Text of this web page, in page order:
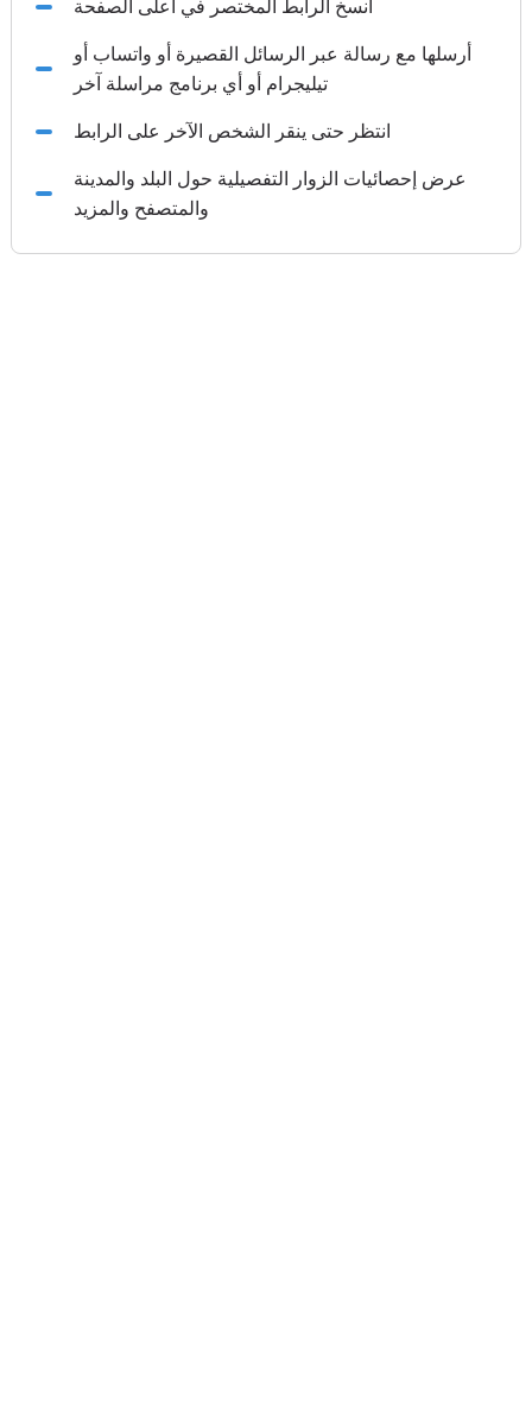
انسخ الرابط المختصر في أعلى الصفحة
أرسلها مع رسالة عبر الرسائل القصيرة أو واتساب أو
تيليجرام أو أي برنامج مراسلة آخر
انتظر حتى ينقر الشخص الآخر على الرابط
عرض إحصائيات الزوار التفصيلية حول البلد والمدينة
والمتصفح والمزيد